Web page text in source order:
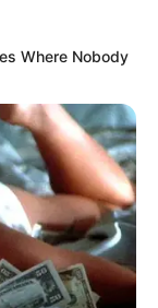
Where Nobody